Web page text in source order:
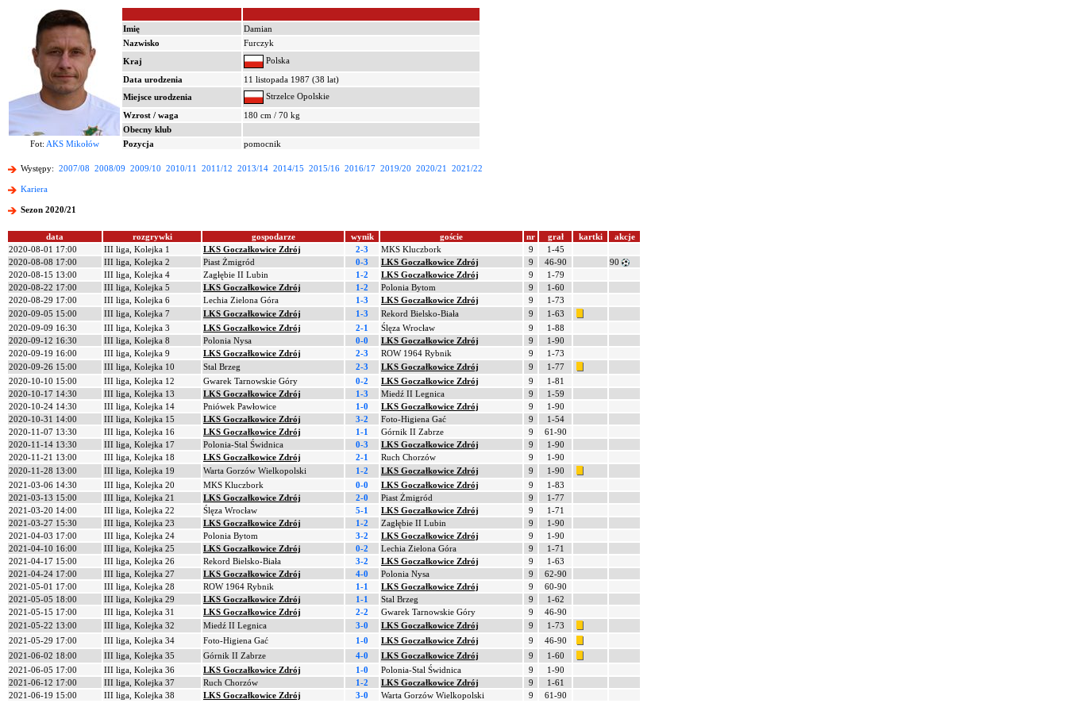
Imię
Damian
Nazwisko
Furczyk
Kraj
Polska
Data urodzenia
11 listopada 1987 (38 lat)
Miejsce urodzenia
Strzelce Opolskie
Wzrost / waga
180 cm / 70 kg
Obecny klub
Fot: AKS Mikołów Pozycja pomocnik
Występy: 2007/08 2008/09 2009/10 2010/11 2011/12 2013/14 2014/15 2015/16 2016/17 2019/20 2020/21 2021/22
Kariera
Sezon 2020/21
data rozgrywki gospodarze wynik goście nr grał kartki
akcje
2020-08-01 17:00
III liga, Kolejka 1 LKS Goczałkowice Zdrój 2-3 MKS Kluczbork 9
1-45
2020-08-08 17:00
III liga, Kolejka 2 Piast Żmigród 0-3 LKS Goczałkowice Zdrój 9 46-90
90
2020-08-15 13:00
III liga, Kolejka 4 Zagłębie II Lubin 1-2 LKS Goczałkowice Zdrój 9
1-79
2020-08-22 17:00
III liga, Kolejka 5 LKS Goczałkowice Zdrój 1-2 Polonia Bytom 9
1-60
2020-08-29 17:00
III liga, Kolejka 6 Lechia Zielona Góra 1-3 LKS Goczałkowice Zdrój 9
1-73
2020-09-05 15:00
III liga, Kolejka 7 LKS Goczałkowice Zdrój 1-3 Rekord Bielsko-Biała 9
1-63
2020-09-09 16:30
III liga, Kolejka 3 LKS Goczałkowice Zdrój 2-1 Ślęza Wrocław 9
1-88
2020-09-12 16:30
III liga, Kolejka 8 Polonia Nysa 0-0 LKS Goczałkowice Zdrój 9
1-90
2020-09-19 16:00
III liga, Kolejka 9 LKS Goczałkowice Zdrój 2-3 ROW 1964 Rybnik 9
1-73
2020-09-26 15:00
III liga, Kolejka 10 Stal Brzeg 2-3 LKS Goczałkowice Zdrój 9
1-77
2020-10-10 15:00
III liga, Kolejka 12 Gwarek Tarnowskie Góry 0-2 LKS Goczałkowice Zdrój 9
1-81
2020-10-17 14:30
III liga, Kolejka 13 LKS Goczałkowice Zdrój 1-3 Miedź II Legnica 9
1-59
2020-10-24 14:30
III liga, Kolejka 14 Pniówek Pawłowice 1-0 LKS Goczałkowice Zdrój 9
1-90
2020-10-31 14:00
III liga, Kolejka 15 LKS Goczałkowice Zdrój 3-2 Foto-Higiena Gać 9
1-54
2020-11-07 13:30
III liga, Kolejka 16 LKS Goczałkowice Zdrój 1-1 Górnik II Zabrze 9
61-90
2020-11-14 13:30
III liga, Kolejka 17 Polonia-Stal Świdnica 0-3 LKS Goczałkowice Zdrój 9
1-90
2020-11-21 13:00
III liga, Kolejka 18 LKS Goczałkowice Zdrój 2-1 Ruch Chorzów 9
1-90
2020-11-28 13:00
III liga, Kolejka 19 Warta Gorzów Wielkopolski 1-2 LKS Goczałkowice Zdrój 9
1-90
2021-03-06 14:30
III liga, Kolejka 20 MKS Kluczbork 0-0 LKS Goczałkowice Zdrój 9
1-83
2021-03-13 15:00
III liga, Kolejka 21 LKS Goczałkowice Zdrój 2-0 Piast Żmigród 9
1-77
2021-03-20 14:00
III liga, Kolejka 22 Ślęza Wrocław 5-1 LKS Goczałkowice Zdrój 9
1-71
2021-03-27 15:30
III liga, Kolejka 23 LKS Goczałkowice Zdrój 1-2 Zagłębie II Lubin 9
1-90
2021-04-03 17:00
III liga, Kolejka 24 Polonia Bytom 3-2 LKS Goczałkowice Zdrój 9
1-90
2021-04-10 16:00
III liga, Kolejka 25 LKS Goczałkowice Zdrój 0-2 Lechia Zielona Góra 9
1-71
2021-04-17 15:00
III liga, Kolejka 26 Rekord Bielsko-Biała 3-2 LKS Goczałkowice Zdrój 9
1-63
2021-04-24 17:00
III liga, Kolejka 27 LKS Goczałkowice Zdrój 4-0 Polonia Nysa 9
62-90
2021-05-01 17:00
III liga, Kolejka 28 ROW 1964 Rybnik 1-1 LKS Goczałkowice Zdrój 9
60-90
2021-05-05 18:00
III liga, Kolejka 29 LKS Goczałkowice Zdrój 1-1 Stal Brzeg 9
1-62
2021-05-15 17:00
III liga, Kolejka 31 LKS Goczałkowice Zdrój 2-2 Gwarek Tarnowskie Góry 9
46-90
2021-05-22 13:00
III liga, Kolejka 32 Miedź II Legnica 3-0 LKS Goczałkowice Zdrój 9
1-73
2021-05-29 17:00
III liga, Kolejka 34 Foto-Higiena Gać 1-0 LKS Goczałkowice Zdrój 9
46-90
2021-06-02 18:00
III liga, Kolejka 35 Górnik II Zabrze 4-0 LKS Goczałkowice Zdrój 9
1-60
2021-06-05 17:00
III liga, Kolejka 36 LKS Goczałkowice Zdrój 1-0 Polonia-Stal Świdnica 9
1-90
2021-06-12 17:00
III liga, Kolejka 37 Ruch Chorzów 1-2 LKS Goczałkowice Zdrój 9
1-61
2021-06-19 15:00
III liga, Kolejka 38 LKS Goczałkowice Zdrój 3-0 Warta Gorzów Wielkopolski 9 61-90